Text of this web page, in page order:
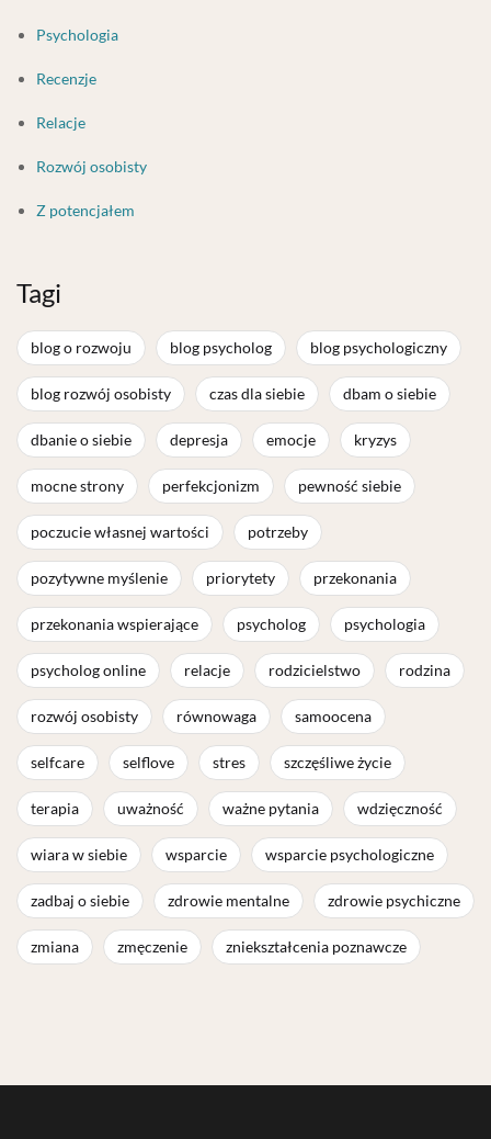
Psychologia
Recenzje
Relacje
Rozwój osobisty
Z potencjałem
Tagi
blog o rozwoju blog psycholog blog psychologiczny
blog rozwój osobisty czas dla siebie dbam o siebie
dbanie o siebie depresja emocje kryzys
mocne strony perfekcjonizm pewność siebie
poczucie własnej wartości potrzeby
pozytywne myślenie priorytety przekonania
przekonania wspierające psycholog psychologia
psycholog online relacje rodzicielstwo rodzina
rozwój osobisty równowaga samoocena
selfcare selflove stres szczęśliwe życie
terapia uważność ważne pytania wdzięczność
wiara w siebie wsparcie wsparcie psychologiczne
zadbaj o siebie zdrowie mentalne zdrowie psychiczne
zmiana zmęczenie zniekształcenia poznawcze